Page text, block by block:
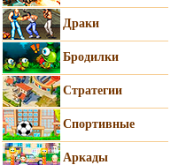
Драки
Бродилки
Стратегии
Спортивные
Аркады